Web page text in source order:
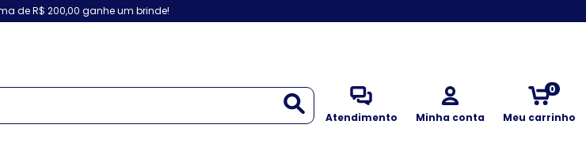
de R$ 200,00 ganhe um brinde!
Atendimento Minha conta Meu carrinho
0